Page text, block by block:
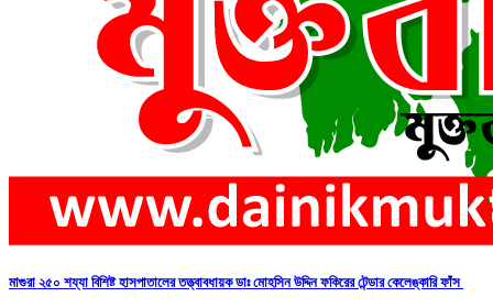
মাগুরা ২৫০ শয্যা বিশিষ্ট হাসপাতালের তত্ত্বাবধায়ক ডাঃ মোহসিন উদ্দিন ফকিরের টেন্ডার কেলেঙ্কারি ফাঁস